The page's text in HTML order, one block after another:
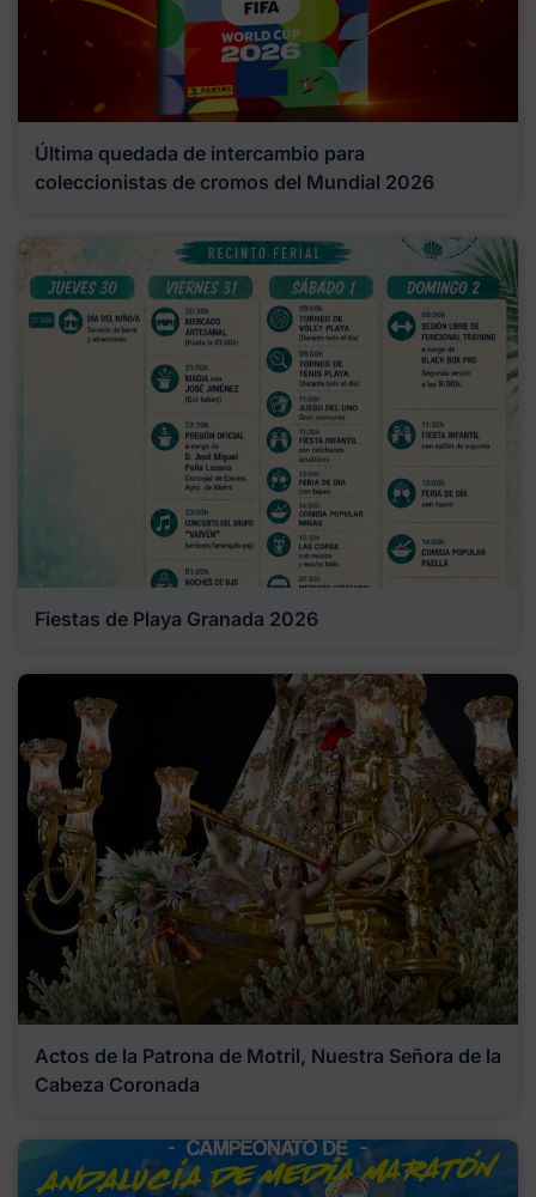
Última quedada de intercambio para
coleccionistas de cromos del Mundial 2026
Fiestas de Playa Granada 2026
Actos de la Patrona de Motril, Nuestra Señora de la
Cabeza Coronada